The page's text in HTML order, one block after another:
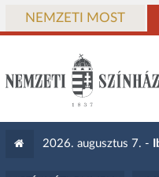
NEMZETI MOST
2026. augusztus 7. -